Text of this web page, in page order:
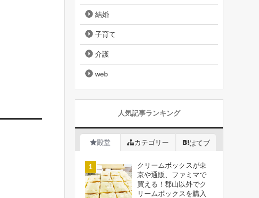
結婚
子育て
介護
web
人気記事ランキング
殿堂 カテゴリー はてブ
クリームボックスが東
京や通販、ファミマで
買える！郡山以外でク
リームボックスを購入